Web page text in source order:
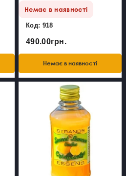
Немає в наявності
Код: 918
490.00грн.
Немає в наявності